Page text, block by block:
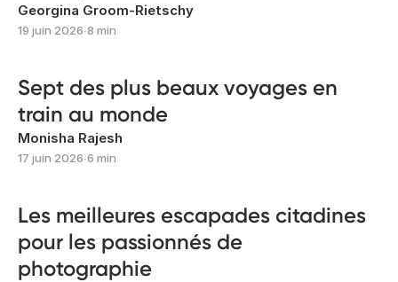
Georgina Groom-Rietschy
19 juin 2026∙8 min
Sept des plus beaux voyages en
train au monde
Monisha Rajesh
17 juin 2026∙6 min
Les meilleures escapades citadines
pour les passionnés de
photographie